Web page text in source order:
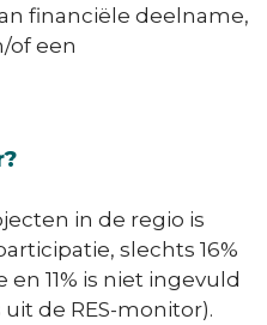
financiële deelname,
of een
in de regio is
slechts 16%
11% is niet ingevuld
de RES-monitor).